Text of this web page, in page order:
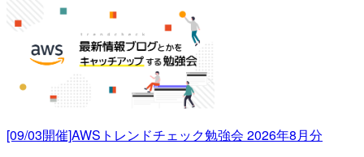
[09/03開催]AWSトレンドチェック勉強会 2026年8月分